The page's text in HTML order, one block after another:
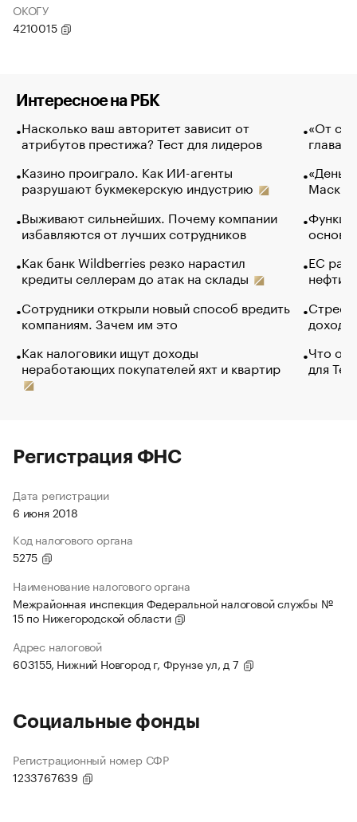
ОКОГУ
4210015
Интересное на РБК
Насколько ваш авторитет зависит от
атрибутов престижа? Тест для лидеров
Казино проиграло. Как ИИ-агенты
разрушают букмекерскую индустрию
Выживают сильнейших. Почему компании
избавляются от лучших сотрудников
Как банк Wildberries резко нарастил
кредиты селлерам до атак на склады
Сотрудники открыли новый способ вредить
компаниям. Зачем им это
Как налоговики ищут доходы
неработающих покупателей яхт и квартир
«От
глава
Маск в
основ
ЕС
нефти
Что
для
Регистрация ФНС
Дата регистрации
6 июня 2018
Код налогового органа
5275
Наименование налогового органа
Межрайонная инспекция Федеральной налоговой службы №
15 по Нижегородской области
Адрес налоговой
603155, Нижний Новгород г, Фрунзе ул, д 7
Социальные фонды
Регистрационный номер СФР
1233767639